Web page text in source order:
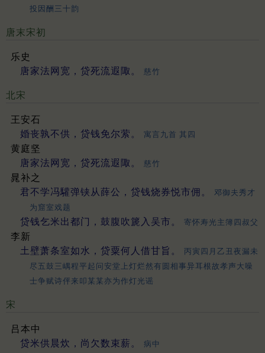
投因酬三十韵
唐末宋初
乐史
唐家法网宽，贷死流遐陬。
慈竹
北宋
王安石
婚丧孰不供，贷钱免尔萦。
寓言九首 其四
黄庭坚
唐家法网宽，贷死流遐陬。
慈竹
晁补之
君不学冯驩弹铗从薛公，贷钱烧券悦市佣。
邓御夫秀才
为窟室戏题
贷钱乞米出都门，鼓腹吹篪入吴市。 寄怀寿光主簿四叔父
李新
土壁萧条室如水，贷粟何人借甘旨。
丙寅四月乙丑夜漏未
尽五鼓三嵎程平起问安堂上灯烂然有圆相事异耳根故孝声大噪
士争赋诗伻来叩某某亦为作灯光谣
宋
吕本中
贷米供晨炊，尚欠数束薪。
病中